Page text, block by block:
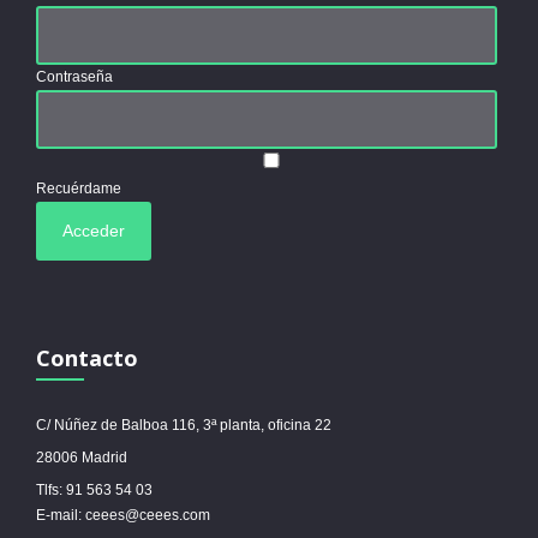
Contraseña
Recuérdame
Contacto
C/ Núñez de Balboa 116, 3ª planta, oficina 22
28006 Madrid
Tlfs: 91 563 54 03
E-mail: ceees@ceees.com